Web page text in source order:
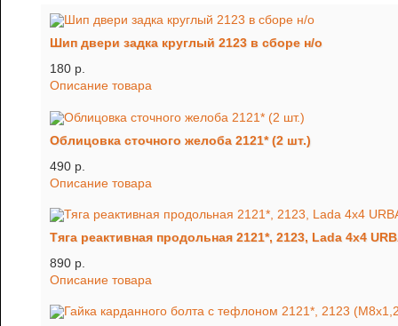
Шип двери задка круглый 2123 в сборе н/о
180 p.
Описание товара
Облицовка сточного желоба 2121* (2 шт.)
490 p.
Описание товара
Тяга реактивная продольная 2121*, 2123, Lada 4x4
890 p.
Описание товара